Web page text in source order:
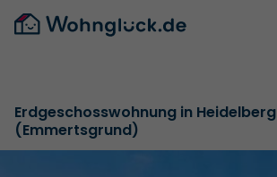
Erdgeschosswohnung in Heidelberg
(Emmertsgrund)